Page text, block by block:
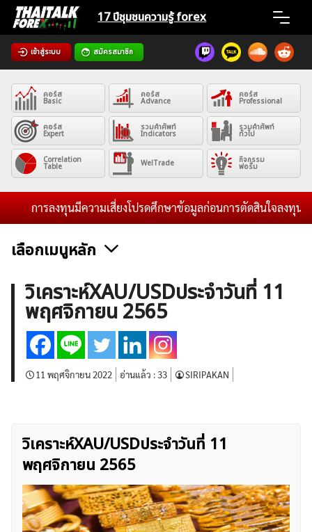
Skip
content
17 ปีชุมชนความรู้ forex
เข้าสู่ระบบ สมัครสมาชิก
Home
News
Articles
VPS Register
ค้นหา
สำหรับ:
คอร์ส
Basic
คอร์ส
Advance
คอร์ส
Professional
คอร์ส
Expert
รวมคำศัพท์
Indicators
รวมคำศัพท์
ทั่วไป
Correlation
Table WelTrade กิจกรรม
ฟอรั่ม
การลงทุนมีความเสี่ยงโปรดศึกษาข้อมูลก่อนการตัดสินใจลงทุน แล
เลือกเมนูหลัก
ข่าวฟอเร็กซ์และสกุลเงิน คริปโตเคอร์เรนซี
ฟรีซิกแนล รายวัน
บทวิเคราะห์
เศรษฐกิจทั่วไป ดัชนี-หุ้น
สินค้าโภคภัณฑ์
โบรกเกอร์ FX
โปรโมชั่น Forex
กองทุน Forex
ฟรี EA
วิเคราะห์XAU/USDประจำวันที่ 11
พฤศจิกายน 2565
11 พฤศจิกายน 2022 อ่านแล้ว :33 SIRIPAKAN
วิเคราะห์XAU/USDประจำวันที่ 11
พฤศจิกายน 2565